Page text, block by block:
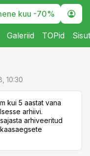
kuu -70%
Galeriid TOPid
10:30
kui 5 aastat vana
arhiivi.
arhiveeritud